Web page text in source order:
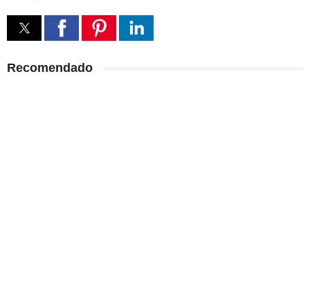
Recomendado